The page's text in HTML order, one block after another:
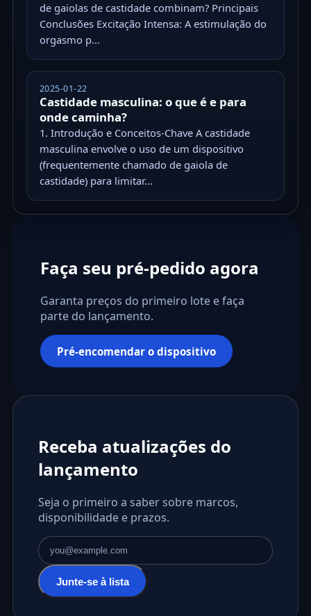
de gaiolas de castidade combinam? Principais
Conclusões Excitação Intensa: A estimulação do
orgasmo p...
2025-01-22
Castidade masculina: o que é e para
onde caminha?
1. Introdução e Conceitos-Chave A castidade
masculina envolve o uso de um dispositivo
(frequentemente chamado de gaiola de
castidade) para limitar...
Faça seu pré-pedido agora
Garanta preços do primeiro lote e faça
parte do lançamento.
Pré-encomendar o dispositivo
Receba atualizações do
lançamento
Seja o primeiro a saber sobre marcos,
disponibilidade e prazos.
Endereço de email
Junte-se à lista